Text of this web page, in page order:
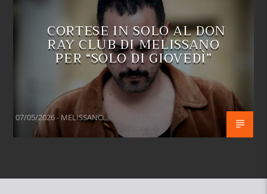
CORTESE IN SOLO AL DON
RAY CLUB DI MELISSANO
PER “SOLO DI GIOVEDÌ”
07/05/2026 - MELISSANO